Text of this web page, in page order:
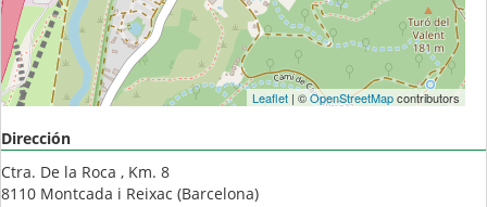
Leaflet| ©OpenStreetMapcontributors
Dirección
Ctra. De la Roca , Km. 8
8110 Montcada i Reixac (Barcelona)